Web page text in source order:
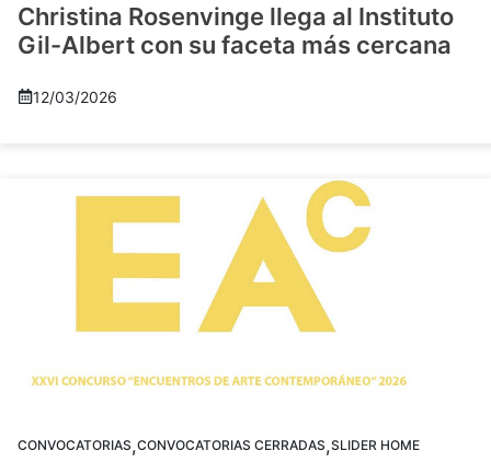
Christina Rosenvinge llega al Instituto
Gil-Albert con su faceta más cercana
12/03/2026
CONVOCATORIAS,CONVOCATORIAS CERRADAS,SLIDER HOME